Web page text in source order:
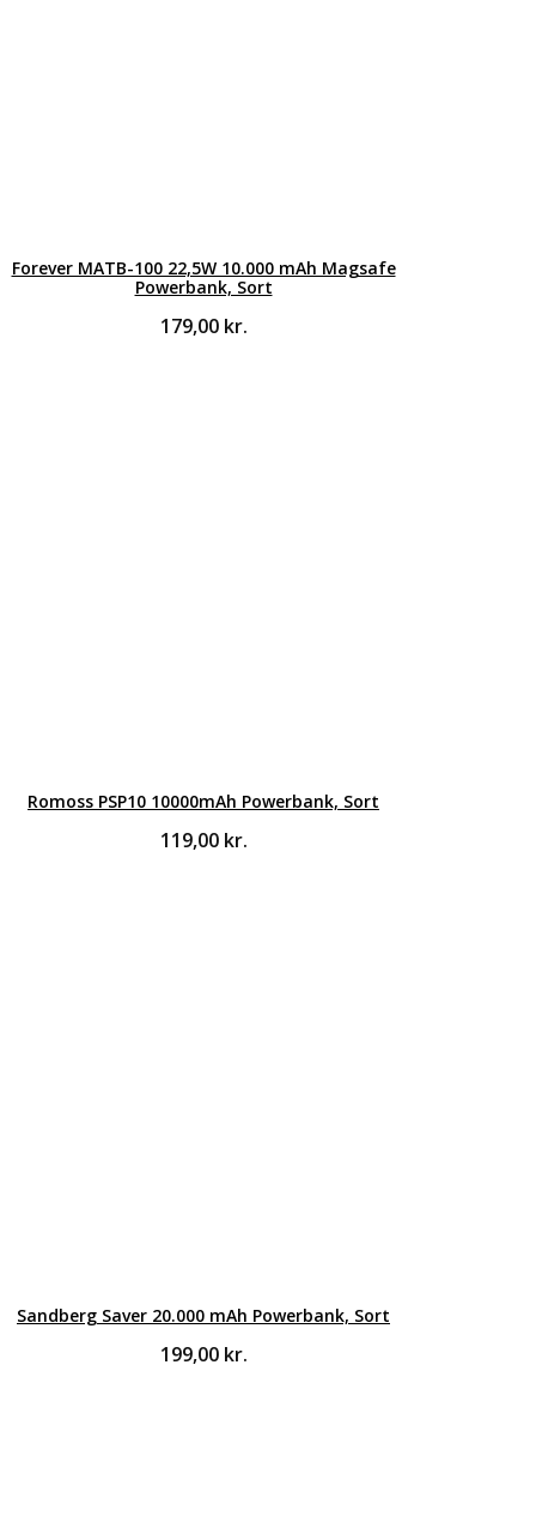
Forever MATB-100 22,5W 10.000 mAh Magsafe
Powerbank, Sort
179,00 kr.
Romoss PSP10 10000mAh Powerbank, Sort
119,00 kr.
Sandberg Saver 20.000 mAh Powerbank, Sort
199,00 kr.